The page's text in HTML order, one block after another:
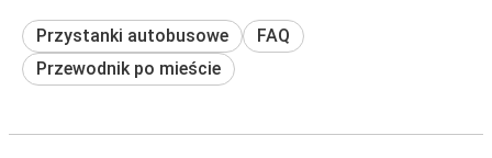
Przystanki autobusowe
FAQ
Przewodnik po mieście